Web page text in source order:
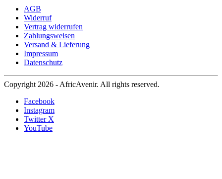
AGB
Widerruf
Vertrag widerrufen
Zahlungsweisen
Versand & Lieferung
Impressum
Datenschutz
Copyright 2026 - AfricAvenir. All rights reserved.
Facebook
Instagram
Twitter X
YouTube